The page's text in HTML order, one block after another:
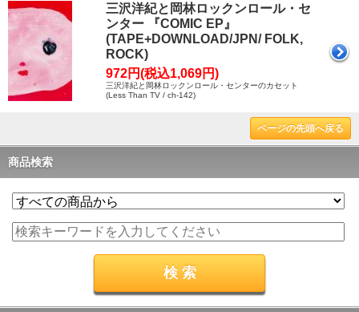
三沢洋紀と岡林ロックンロール・セ
ンター 『COMIC EP』
(TAPE+DOWNLOAD/JPN/ FOLK,
ROCK)
972円(税込1,069円)
三沢洋紀と岡林ロックンロール・センターのカセット
(Less Than TV / ch-142)
ページの先頭へ戻る
商品検索